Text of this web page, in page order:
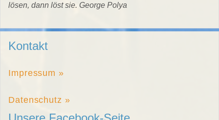
lösen, dann löst sie. George Polya
Kontakt
Impressum »
Datenschutz »